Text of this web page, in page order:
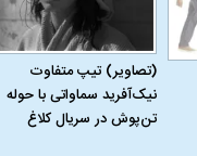
(تصاویر) تیپ متفاوت
نیک‌آفرید سماواتی با حوله
تن‌پوش در سریال کلاغ